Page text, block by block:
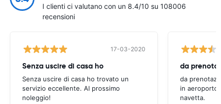
I clienti ci valutano con un 8.4/10 su 108006
recensioni
17-03-2020
Senza uscire di casa ho
Senza uscire di casa ho trovato un
servizio eccellente. Al prossimo
noleggio!
da
in aeroporto
navetta.